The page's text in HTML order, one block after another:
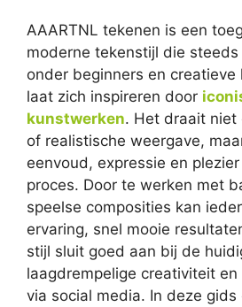
AAARTNL tekenen is een
moderne tekenstijl die
onder beginners en creatieve
laat zich inspireren door
kunstwerken. Het draait niet
of realistische weergave,
eenvoud, expressie en
proces. Door te werken met
speelse composities kan
ervaring, snel mooie
stijl sluit goed aan bij de
laagdrempelige creativiteit
via social media. In deze